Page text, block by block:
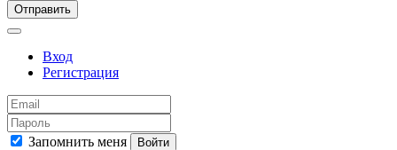
Отправить
Вход
Регистрация
Запомнить меня Войти